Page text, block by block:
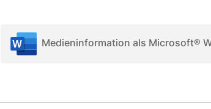
Medieninformation als Microsoft®